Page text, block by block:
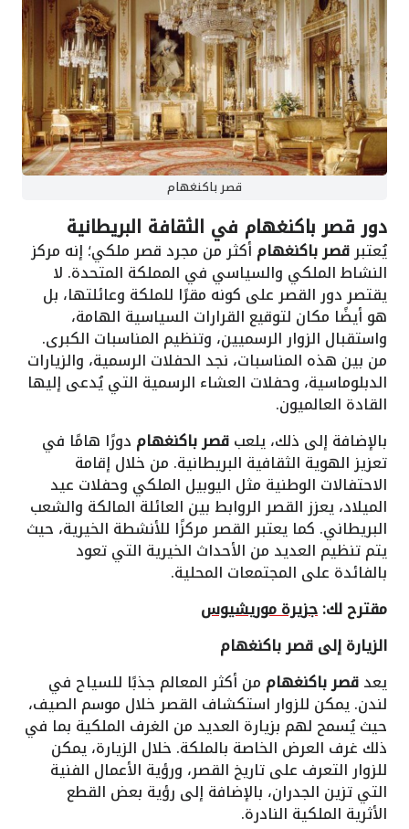
قصر باكنغهام
دور قصر باكنغهام في الثقافة البريطانية
يُعتبرقصر باكنغهام أكثر من مجرد قصر ملكي؛ إنه مركز
النشاط الملكي والسياسي في المملكة المتحدة. لا
يقتصر دور القصر على كونه مقرًا للملكة وعائلتها، بل
هو أيضًا مكان لتوقيع القرارات السياسية الهامة،
واستقبال الزوار الرسميين، وتنظيم المناسبات الكبرى.
من بين هذه المناسبات، نجد الحفلات الرسمية، والزيارات
الدبلوماسية، وحفلات العشاء الرسمية التي يُدعى إليها
القادة العالميون.
بالإضافة إلى ذلك، يلعبقصر باكنغهام دورًا هامًا في
تعزيز الهوية الثقافية البريطانية. من خلال إقامة
الاحتفالات الوطنية مثل اليوبيل الملكي وحفلات عيد
الميلاد، يعزز القصر الروابط بين العائلة المالكة والشعب
البريطاني. كما يعتبر القصر مركزًا للأنشطة الخيرية، حيث
يتم تنظيم العديد من الأحداث الخيرية التي تعود
بالفائدة على المجتمعات المحلية.
مقترح لك:جزيرة موريشيوس
الزيارة إلى قصر باكنغهام
يعدقصر باكنغهام من أكثر المعالم جذبًا للسياح في
لندن. يمكن للزوار استكشاف القصر خلال موسم الصيف،
حيث يُسمح لهم بزيارة العديد من الغرف الملكية بما في
ذلك غرف العرض الخاصة بالملكة. خلال الزيارة، يمكن
للزوار التعرف على تاريخ القصر، ورؤية الأعمال الفنية
التي تزين الجدران، بالإضافة إلى رؤية بعض القطع
الأثرية الملكية النادرة.